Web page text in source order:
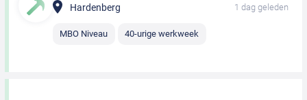
Hardenberg 1 dag geleden
MBO Niveau 40-urige werkweek